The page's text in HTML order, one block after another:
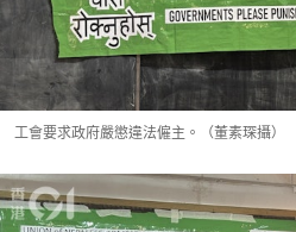
工會要求政府嚴懲違法僱主。（董素琛攝）